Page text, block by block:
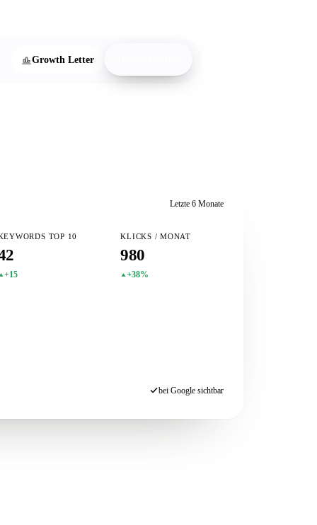
Growth Letter
Letzte 6 Monate
TOP 10
+15
KLICKS / MONAT
980
+38%
bei Google sichtbar